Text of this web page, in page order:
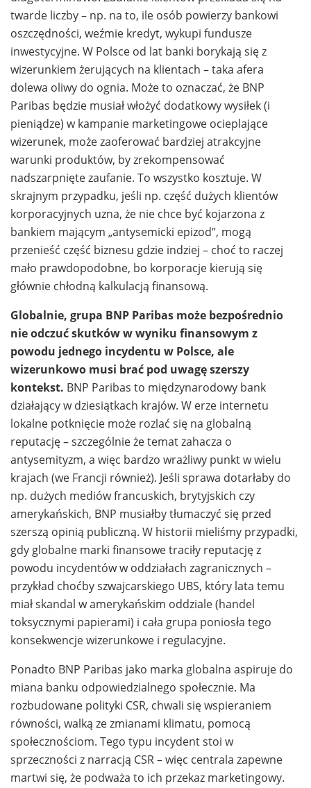
twarde liczby – np. na to, ile osób powierzy bankowi
oszczędności, weźmie kredyt, wykupi fundusze
inwestycyjne. W Polsce od lat banki borykają się z
wizerunkiem żerujących na klientach – taka afera
dolewa oliwy do ognia. Może to oznaczać, że BNP
Paribas będzie musiał włożyć dodatkowy wysiłek (i
pieniądze) w kampanie marketingowe ocieplające
wizerunek, może zaoferować bardziej atrakcyjne
warunki produktów, by zrekompensować
nadszarpnięte zaufanie. To wszystko kosztuje. W
skrajnym przypadku, jeśli np. część dużych klientów
korporacyjnych uzna, że nie chce być kojarzona z
bankiem mającym „antysemicki epizod”, mogą
przenieść część biznesu gdzie indziej – choć to raczej
mało prawdopodobne, bo korporacje kierują się
głównie chłodną kalkulacją finansową.
Globalnie, grupa BNP Paribas może bezpośrednio
nie odczuć skutków w wyniku finansowym z
powodu jednego incydentu w Polsce, ale
wizerunkowo musi brać pod uwagę szerszy
kontekst. BNP Paribas to międzynarodowy bank
działający w dziesiątkach krajów. W erze internetu
lokalne potknięcie może rozlać się na globalną
reputację – szczególnie że temat zahacza o
antysemityzm, a więc bardzo wrażliwy punkt w wielu
krajach (we Francji również). Jeśli sprawa dotarłaby do
np. dużych mediów francuskich, brytyjskich czy
amerykańskich, BNP musiałby tłumaczyć się przed
szerszą opinią publiczną. W historii mieliśmy przypadki,
gdy globalne marki finansowe traciły reputację z
powodu incydentów w oddziałach zagranicznych –
przykład choćby szwajcarskiego UBS, który lata temu
miał skandal w amerykańskim oddziale (handel
toksycznymi papierami) i cała grupa poniosła tego
konsekwencje wizerunkowe i regulacyjne.
Ponadto BNP Paribas jako marka globalna aspiruje do
miana banku odpowiedzialnego społecznie. Ma
rozbudowane polityki CSR, chwali się wspieraniem
równości, walką ze zmianami klimatu, pomocą
społecznościom. Tego typu incydent stoi w
sprzeczności z narracją CSR – więc centrala zapewne
martwi się, że podważa to ich przekaz marketingowy.